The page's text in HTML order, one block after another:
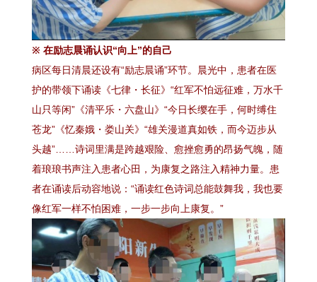
※ 在励志晨诵认识“向上”的自己
病区每日清晨还设有“励志晨诵”环节。晨光中，患者在医
护的带领下诵读《七律・长征》“红军不怕远征难，万水千
山只等闲”《清平乐・六盘山》“今日长缨在手，何时缚住
苍龙”《忆秦娥・娄山关》“雄关漫道真如铁，而今迈步从
头越”……诗词里满是跨越艰险、愈挫愈勇的昂扬气魄，随
着琅琅书声注入患者心田，为康复之路注入精神力量。患
者在诵读后动容地说：“诵读红色诗词总能鼓舞我，我也要
像红军一样不怕困难，一步一步向上康复。”